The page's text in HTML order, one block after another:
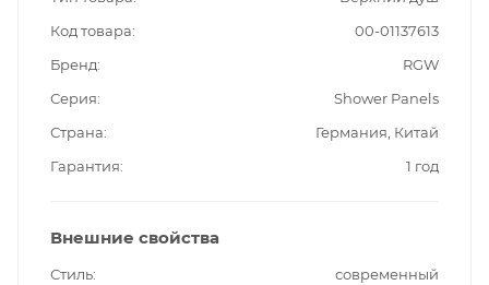
Код товара
00-01137613
Бренд
RGW
Серия
Shower Panels
Страна
Германия, Китай
Гарантия
1 год
Внешние свойства
Стиль
современный